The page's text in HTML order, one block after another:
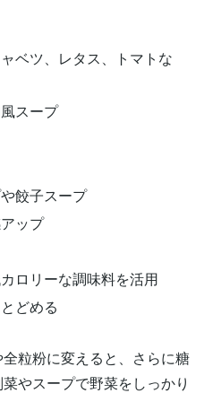
ベツ、レタス、トマトな
スープ
餃子スープ
ップ
ロリーな調味料を活用
どめる
粒粉に変えると、さらに糖
やスープで野菜をしっかり